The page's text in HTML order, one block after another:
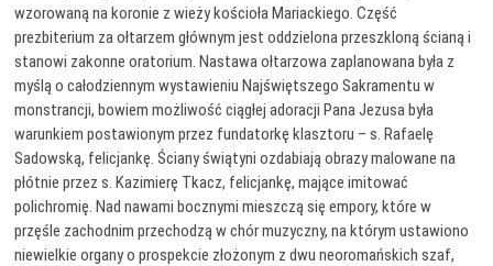
wzorowaną na koronie z wieży kościoła Mariackiego. Część
prezbiterium za ołtarzem głównym jest oddzielona przeszkloną ścianą i
stanowi zakonne oratorium. Nastawa ołtarzowa zaplanowana była z
myślą o całodziennym wystawieniu Najświętszego Sakramentu w
monstrancji, bowiem możliwość ciągłej adoracji Pana Jezusa była
warunkiem postawionym przez fundatorkę klasztoru – s. Rafaelę
Sadowską, felicjankę. Ściany świątyni ozdabiają obrazy malowane na
płótnie przez s. Kazimierę Tkacz, felicjankę, mające imitować
polichromię. Nad nawami bocznymi mieszczą się empory, które w
przęśle zachodnim przechodzą w chór muzyczny, na którym ustawiono
niewielkie organy o prospekcie złożonym z dwu neoromańskich szaf,